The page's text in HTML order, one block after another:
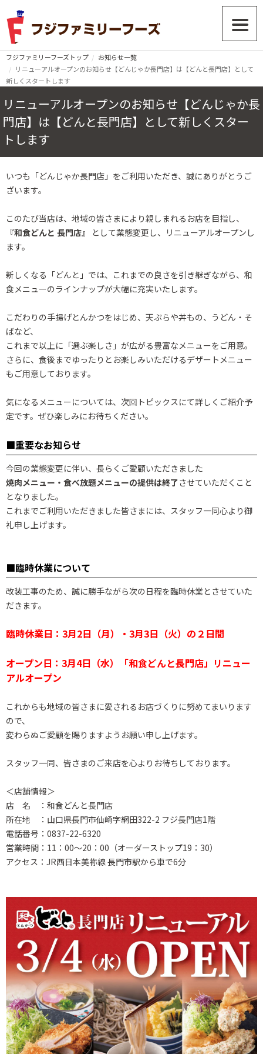
フジファミリーフーズトップ
お知らせ一覧
リニューアルオープンのお知らせ【どんじゃか長門店】は【どんと長門店】として
新しくスタートします
リニューアルオープンのお知らせ【どんじゃか長
門店】は【どんと長門店】として新しくスター
トします
いつも「どんじゃか長門店」をご利用いただき、誠にありがとうご
ざいます。
このたび当店は、地域の皆さまにより親しまれるお店を目指し、
『和食どんと 長門店』
として業態変更し、リニューアルオープンし
ます。
新しくなる「どんと」では、これまでの良さを引き継ぎながら、和
食メニューのラインナップが大幅に充実いたします。
こだわりの手揚げとんかつをはじめ、天ぷらや丼もの、うどん・そ
ばなど、
これまで以上に「選ぶ楽しさ」が広がる豊富なメニューをご用意。
さらに、食後までゆったりとお楽しみいただけるデザートメニュー
もご用意しております。
気になるメニューについては、次回トピックスにて詳しくご紹介予
定です。ぜひ楽しみにお待ちください。
■重要なお知らせ
今回の業態変更に伴い、長らくご愛顧いただきました
焼肉メニュー・食べ放題メニューの提供は終了させていただくこと
となりました。
これまでご利用いただきました皆さまには、スタッフ一同心より御
礼申し上げます。
■臨時休業について
改装工事のため、誠に勝手ながら次の日程を臨時休業とさせていた
だきます。
臨時休業日：3月2日（月）・3月3日（火）の２日間
オープン日：3月4日（水）「和食どんと長門店」リニュー
アルオープン
これからも地域の皆さまに愛されるお店づくりに努めてまいります
ので、
変わらぬご愛顧を賜りますようお願い申し上げます。
スタッフ一同、皆さまのご来店を心よりお待ちしております。
＜店舗情報＞
店 名 ：和食どんと長門店
所在地 ：山口県長門市仙崎字網田322-2 フジ長門店1階
電話番号：0837-22-6320
営業時間：11：00～20：00（オーダーストップ19：30）
アクセス：JR西日本美祢線 長門市駅から車で6分